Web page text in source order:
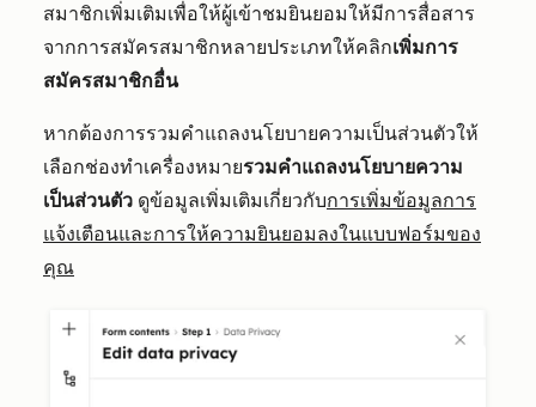
สมาชิกเพิ่มเติมเพื่อให้ผู้เข้าชมยินยอมให้มีการสื่อสาร
จากการสมัครสมาชิกหลายประเภทให้คลิกเพิ่มการ
สมัครสมาชิกอื่น
หากต้องการรวมคำแถลงนโยบายความเป็นส่วนตัวให้
เลือกช่องทำเครื่องหมายรวมคำแถลงนโยบายความ
เป็นส่วนตัว ดูข้อมูลเพิ่มเติมเกี่ยวกับการเพิ่มข้อมูลการ
แจ้งเตือนและการให้ความยินยอมลงในแบบฟอร์มของ
คุณ